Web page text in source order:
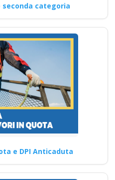
seconda categoria
e DPI Anticaduta